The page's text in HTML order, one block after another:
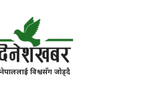
नेपाललाई विश्वसँग जोड्दै